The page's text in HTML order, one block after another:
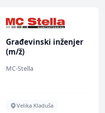
Građevinski inženjer
(m/ž)
MC-Stella
Velika Kladuša